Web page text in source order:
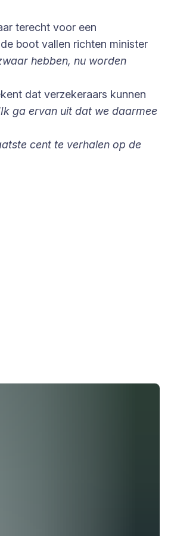
terecht voor een
boot vallen richten minister
hebben, nu worden
dat verzekeraars kunnen
ga ervan uit dat we daarmee
cent te verhalen op de